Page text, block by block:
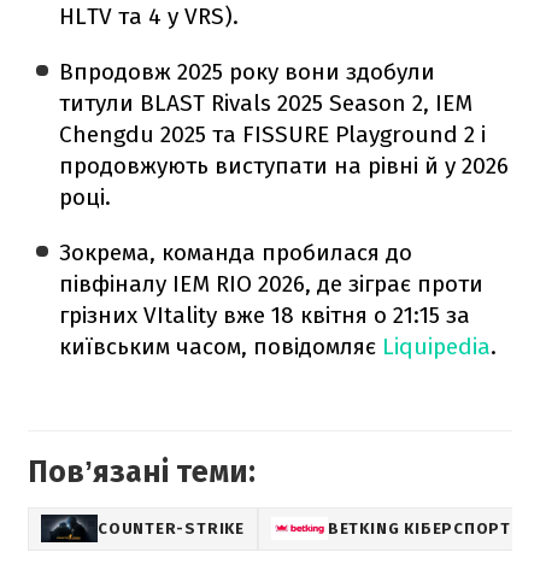
HLTV та 4 у VRS).
Впродовж 2025 року вони здобули
титули BLAST Rivals 2025 Season 2, IEM
Chengdu 2025 та FISSURE Playground 2 і
продовжують виступати на рівні й у 2026
році.
Зокрема, команда пробилася до
півфіналу IEM RIO 2026, де зіграє проти
грізних VItality вже 18 квітня о 21:15 за
київським часом, повідомляє Liquipedia.
Повʼязані теми:
COUNTER-STRIKE BETKING КІБЕРСПОРТ